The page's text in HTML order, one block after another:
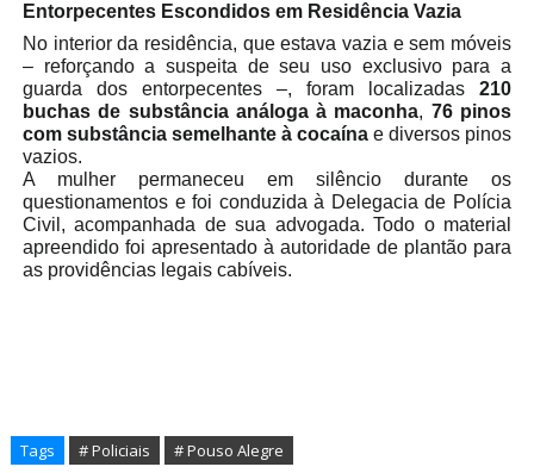
Entorpecentes Escondidos em Residência Vazia
No interior da residência, que estava vazia e sem móveis
– reforçando a suspeita de seu uso exclusivo para a
guarda dos entorpecentes –, foram localizadas210
buchas de substância análoga à maconha, 76 pinos
com substância semelhante à cocaína e diversos pinos
vazios.
A mulher permaneceu em silêncio durante os
questionamentos e foi conduzida à Delegacia de Polícia
Civil, acompanhada de sua advogada. Todo o material
apreendido foi apresentado à autoridade de plantão para
as providências legais cabíveis.
Tags # Policiais # Pouso Alegre